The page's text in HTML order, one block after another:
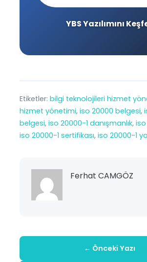
YBS Yazılımını
Etiketler: bilgi teknolojileri hizmet
hizmet yönetimi, iso 20000 belgesi,
belgesi, iso 20000-1 danışmanlık, iso
iso 20000-1 sertifikası, iso 20000-1
Ferhat CAMGÖZ
← Önceki Yazı